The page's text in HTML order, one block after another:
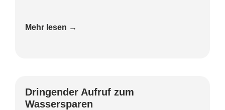
Mehr lesen →
Dringender Aufruf zum
Wassersparen